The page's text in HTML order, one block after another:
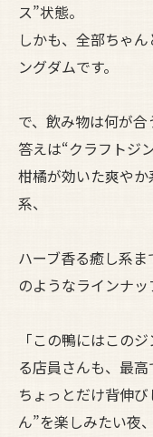
ス”状態。
しかも、全部ちゃ
ングダムです。
で、飲み物は何が
答えは“クラフトジ
柑橘が効いた爽や
系、
ハーブ香る癒し系
のようなラインナッ
「この鴨にはこの
る店員さんも、最高
ちょっとだけ背伸
ん”を楽しみたい夜、